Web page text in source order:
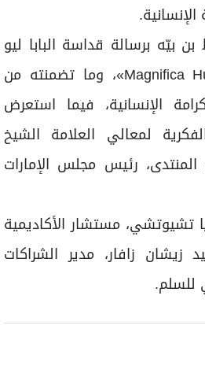
بيّه برسالة قداسة البابا ليو
الرابع عشر «Magnifica Humanitas»، وما تضمنته من
الإنسانية، فيما استعرض
لمعالي العلامة الشيخ
رئيس مجلس الإمارات
تشيوتشي، مستشار الأكاديمية
زيشان زافار، مدير الشراكات
للسلم.